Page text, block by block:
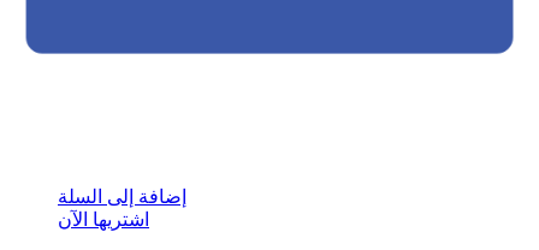
إضافة إلى السلة
اشتريها الآن